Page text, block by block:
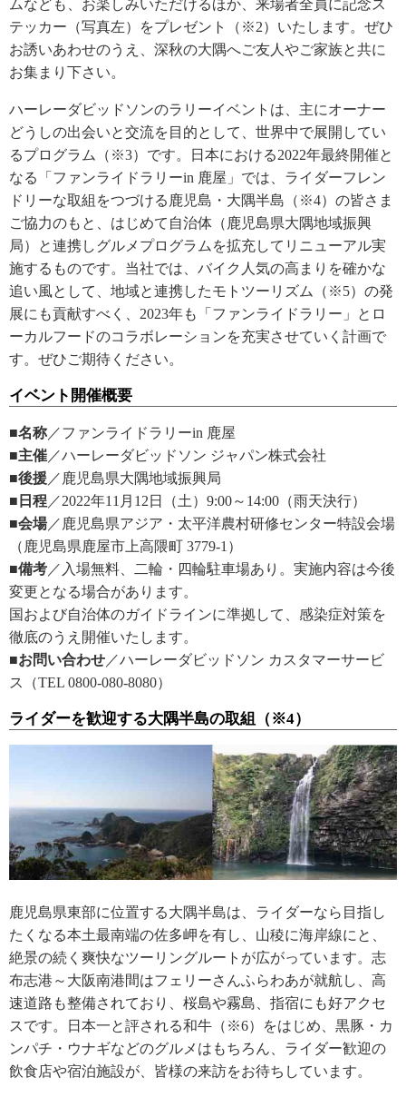
ムなども、お楽しみいただけるほか、来場者全員に記念ス
テッカー（写真左）をプレゼント（※2）いたします。ぜひ
お誘いあわせのうえ、深秋の大隅へご友人やご家族と共に
お集まり下さい。
ハーレーダビッドソンのラリーイベントは、主にオーナー
どうしの出会いと交流を目的として、世界中で展開してい
るプログラム（※3）です。日本における2022年最終開催と
なる「ファンライドラリーin 鹿屋」では、ライダーフレン
ドリーな取組をつづける鹿児島・大隅半島（※4）の皆さま
ご協力のもと、はじめて自治体（鹿児島県大隅地域振興
局）と連携しグルメプログラムを拡充してリニューアル実
施するものです。当社では、バイク人気の高まりを確かな
追い風として、地域と連携したモトツーリズム（※5）の発
展にも貢献すべく、2023年も「ファンライドラリー」とロ
ーカルフードのコラボレーションを充実させていく計画で
す。ぜひご期待ください。
イベント開催概要
■名称 ／ファンライドラリーin 鹿屋
■主催 ／ハーレーダビッドソン ジャパン株式会社
■後援 ／鹿児島県大隅地域振興局
■日程 ／2022年11月12日（土）9:00～14:00（雨天決行）
■会場／鹿児島県アジア・太平洋農村研修センター特設会場
（鹿児島県鹿屋市上高隈町 3779-1）
■備考 ／入場無料、二輪・四輪駐車場あり。実施内容は今後
変更となる場合があります。
国および自治体のガイドラインに準拠して、感染症対策を
徹底のうえ開催いたします。
■お問い合わせ ／ハーレーダビッドソン カスタマーサービ
ス（TEL 0800-080-8080）
ライダーを歓迎する大隅半島の取組（※4）
鹿児島県東部に位置する大隅半島は、ライダーなら目指し
たくなる本土最南端の佐多岬を有し、山稜に海岸線にと、
絶景の続く爽快なツーリングルートが広がっています。志
布志港～大阪南港間はフェリーさんふらわあが就航し、高
速道路も整備されており、桜島や霧島、指宿にも好アクセ
スです。日本一と評される和牛（※6）をはじめ、黒豚・カ
ンパチ・ウナギなどのグルメはもちろん、ライダー歓迎の
飲食店や宿泊施設が、皆様の来訪をお待ちしています。